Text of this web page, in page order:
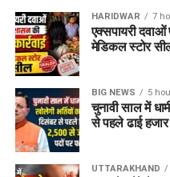
HARIDWAR 7
एक्सपायरी दवाओं
मेडिकल स्टोर
BIG NEWS 5
चुनावी साल में
से पहले ढाई हजार
UTTARAKHAND